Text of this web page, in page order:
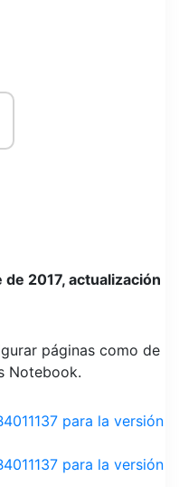
2017, actualización
páginas como de
Notebook.
para la versión
para la versión